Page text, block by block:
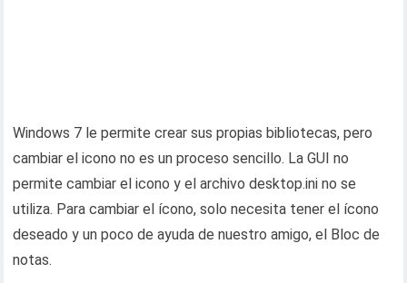
Windows 7 le permite crear sus propias bibliotecas, pero
cambiar el icono no es un proceso sencillo. La GUI no
permite cambiar el icono y el archivo desktop.ini no se
utiliza. Para cambiar el ícono, solo necesita tener el ícono
deseado y un poco de ayuda de nuestro amigo, el Bloc de
notas.